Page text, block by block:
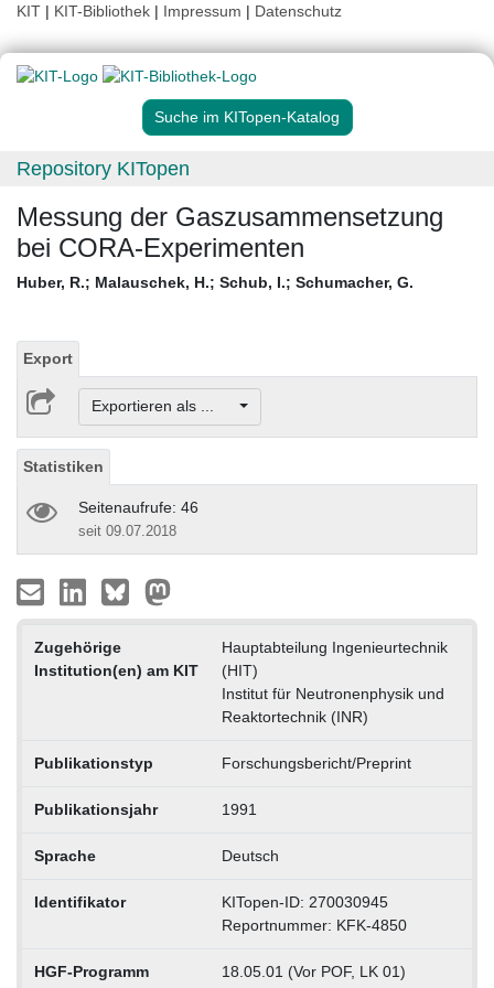
KIT | KIT-Bibliothek | Impressum | Datenschutz
Suche im KITopen-Katalog
Repository KITopen
Messung der Gaszusammensetzung
bei CORA-Experimenten
Huber, R.; Malauschek, H.; Schub, I.; Schumacher, G.
Export
Exportieren als ...
Statistiken
Seitenaufrufe: 46
seit 09.07.2018
Zugehörige
Institution(en) am KIT
Hauptabteilung Ingenieurtechnik
(HIT)
Institut für Neutronenphysik und
Reaktortechnik (INR)
Publikationstyp Forschungsbericht/Preprint
Publikationsjahr 1991
Sprache Deutsch
Identifikator
KITopen-ID: 270030945
Reportnummer: KFK-4850
HGF-Programm 18.05.01 (Vor POF, LK 01)